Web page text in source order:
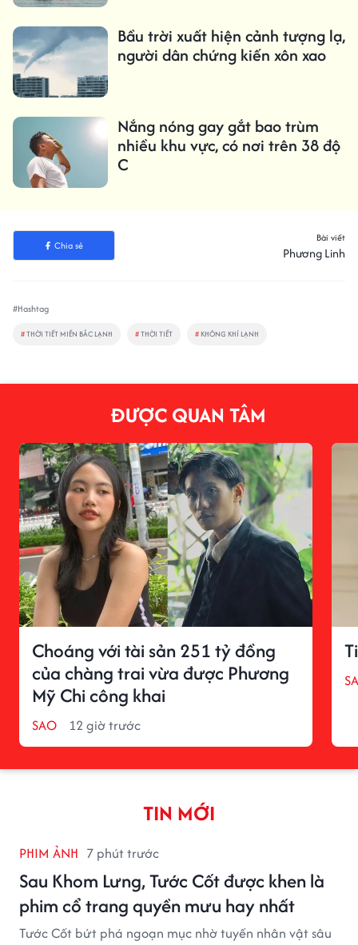
Bầu trời xuất hiện cảnh tượng lạ,
người dân chứng kiến xôn xao
Nắng nóng gay gắt bao trùm
nhiều khu vực, có nơi trên 38 độ
C
Chia sẻ
Bài viết
Phương Linh
#Hashtag
#THỜI TIẾT MIỀN BẮC LẠNH #THỜI TIẾT # KHÔNG KHÍ LẠNH
ĐƯỢC QUAN TÂM
Choáng với tài sản 251 tỷ đồng
của chàng trai vừa được Phương
Mỹ Chi công khai
SAO 12 giờ trước
TIN MỚI
PHIM ẢNH 7 phút trước
Sau Khom Lưng, Tước Cốt được khen là
phim cổ trang quyền mưu hay nhất
Tước Cốt bứt phá ngoạn mục nhờ tuyến nhân vật sâu